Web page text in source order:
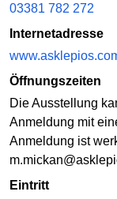
03381 782 272
Internetadresse
Öffnungszeiten
Die Ausstellung
Anmeldung mit
Anmeldung ist
Eintritt